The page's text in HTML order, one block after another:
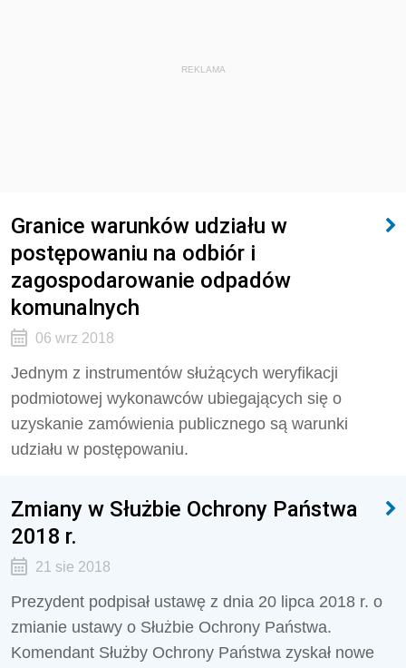
REKLAMA
Granice warunków udziału w
postępowaniu na odbiór i
zagospodarowanie odpadów
komunalnych
06 wrz 2018
Jednym z instrumentów służących weryfikacji
podmiotowej wykonawców ubiegających się o
uzyskanie zamówienia publicznego są warunki
udziału w postępowaniu.
Zmiany w Służbie Ochrony Państwa
2018 r.
21 sie 2018
Prezydent podpisał ustawę z dnia 20 lipca 2018 r. o
zmianie ustawy o Służbie Ochrony Państwa.
Komendant Służby Ochrony Państwa zyskał nowe